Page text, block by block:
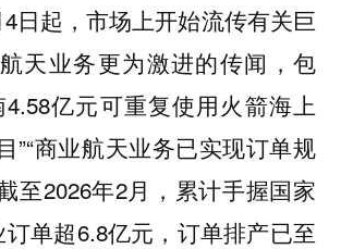
日起，市场上开始流传有关巨
天业务更为激进的传闻，包
4.58亿元可重复使用火箭海上
”“商业航天业务已实现订单规
至2026年2月，累计手握国家
单超6.8亿元，订单排产已至